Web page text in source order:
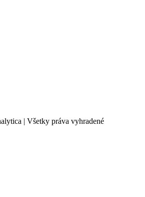
| Všetky práva vyhradené